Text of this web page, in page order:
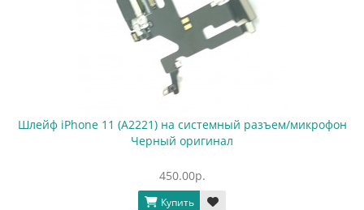
Шлейф iPhone 11 (A2221) на системный разъем/микрофон
Черный оригинал
450.00р.
Купить